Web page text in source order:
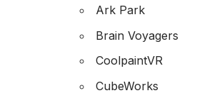
Ark Park
Brain Voyagers
CoolpaintVR
CubeWorks